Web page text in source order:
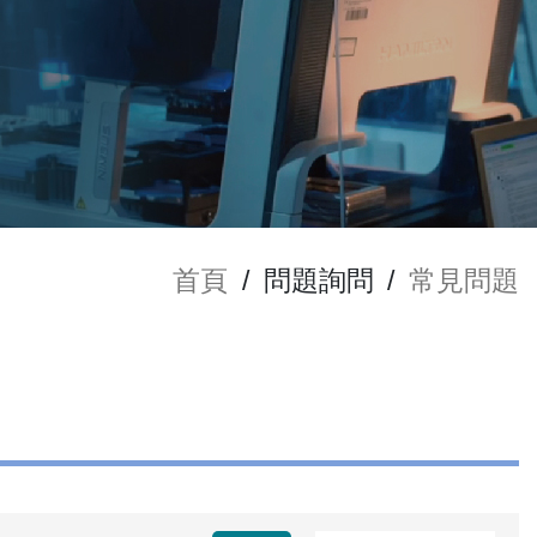
首頁 / 問題詢問 / 常見問題